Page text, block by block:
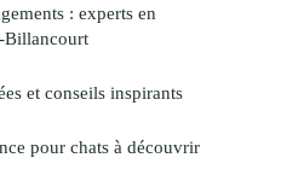
: experts en
Billancourt
et conseils inspirants
pour chats à découvrir